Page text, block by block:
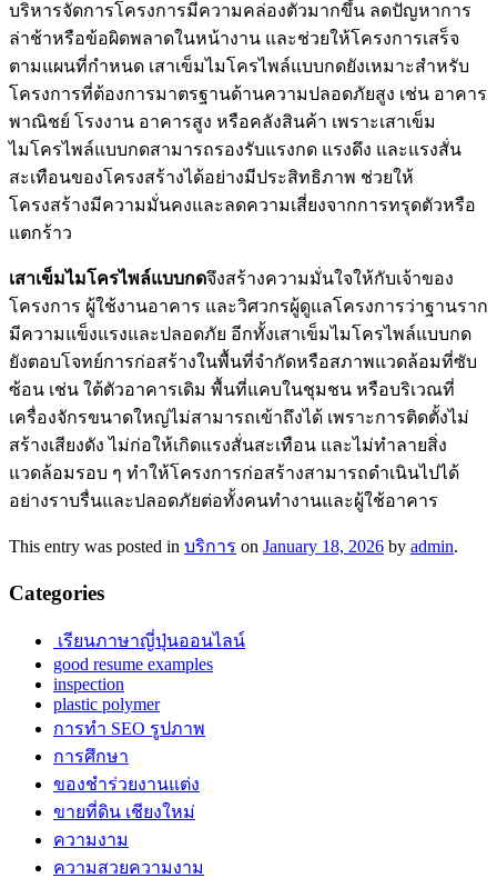
บริหารจัดการโครงการมีความคล่องตัวมากขึ้น ลดปัญหาการ
ล่าช้าหรือข้อผิดพลาดในหน้างาน และช่วยให้โครงการเสร็จ
ตามแผนที่กำหนด เสาเข็มไมโครไพล์แบบกดยังเหมาะสำหรับ
โครงการที่ต้องการมาตรฐานด้านความปลอดภัยสูง เช่น อาคาร
พาณิชย์ โรงงาน อาคารสูง หรือคลังสินค้า เพราะเสาเข็ม
ไมโครไพล์แบบกดสามารถรองรับแรงกด แรงดึง และแรงสั่น
สะเทือนของโครงสร้างได้อย่างมีประสิทธิภาพ ช่วยให้
โครงสร้างมีความมั่นคงและลดความเสี่ยงจากการทรุดตัวหรือ
แตกร้าว
เสาเข็มไมโครไพล์แบบกดจึงสร้างความมั่นใจให้กับเจ้าของ
โครงการ ผู้ใช้งานอาคาร และวิศวกรผู้ดูแลโครงการว่าฐานราก
มีความแข็งแรงและปลอดภัย อีกทั้งเสาเข็มไมโครไพล์แบบกด
ยังตอบโจทย์การก่อสร้างในพื้นที่จำกัดหรือสภาพแวดล้อมที่ซับ
ซ้อน เช่น ใต้ตัวอาคารเดิม พื้นที่แคบในชุมชน หรือบริเวณที่
เครื่องจักรขนาดใหญ่ไม่สามารถเข้าถึงได้ เพราะการติดตั้งไม่
สร้างเสียงดัง ไม่ก่อให้เกิดแรงสั่นสะเทือน และไม่ทำลายสิ่ง
แวดล้อมรอบ ๆ ทำให้โครงการก่อสร้างสามารถดำเนินไปได้
อย่างราบรื่นและปลอดภัยต่อทั้งคนทำงานและผู้ใช้อาคาร
This entry was posted in บริการ on January 18, 2026 by admin.
Categories
เรียนภาษาญี่ปุ่นออนไลน์
good resume examples
inspection
plastic polymer
การทำ SEO รูปภาพ
การศึกษา
ของชำร่วยงานแต่ง
ขายที่ดิน เชียงใหม่
ความงาม
ความสวยความงาม